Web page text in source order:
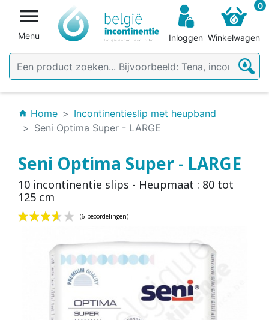

Menu Inloggen
0
Winkelwagen
home Home
Incontinentieslip met heupband
Seni Optima Super - LARGE
Seni Optima Super - LARGE
10 incontinentie slips - Heupmaat : 80 tot
125 cm
(6 beoordelingen)